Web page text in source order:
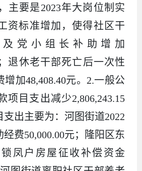
主要是2023年大岗位制实
资标准增加，使得社区干
党小组长补助增加
退休老干部死亡后一次性
加48,408.40元。2.一般公
项目支出减少2,806,243.15
支出主要为：河图街道2022
费50,000.00元；隆阳区东
凤户房屋征收补偿资金